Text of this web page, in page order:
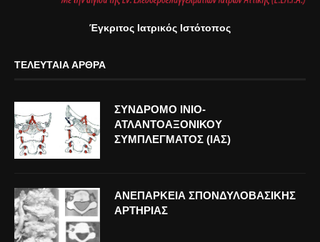
Έγκριτος Ιατρικός Ιστότοπος
ΤΕΛΕΥΤΑΊΑ ΆΡΘΡΑ
ΣΥΝΔΡΟΜΟ ΙΝΙΟ-
ΑΤΛΑΝΤΟΑΞΟΝΙΚΟΥ
ΣΥΜΠΛΕΓΜΑΤΟΣ (ΙΑΣ)
ΑΝΕΠΑΡΚΕΙΑ ΣΠΟΝΔΥΛΟΒΑΣΙΚΗΣ
ΑΡΤΗΡΙΑΣ